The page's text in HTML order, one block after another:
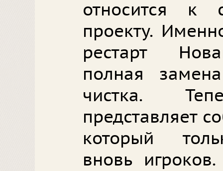
относится к
проекту.
рестарт
полная
чистка.
представляет
который
вновь